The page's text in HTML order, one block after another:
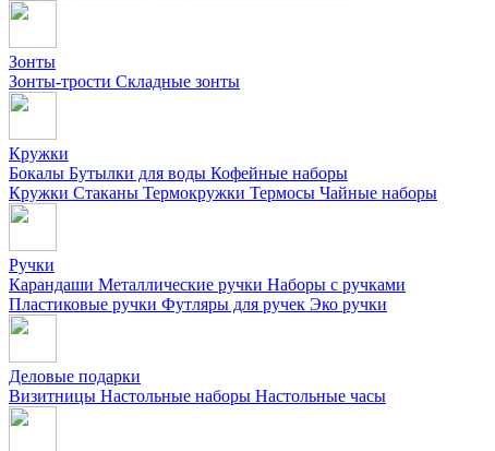
Зонты
Зонты-трости Складные зонты
Кружки
Бокалы Бутылки для воды Кофейные наборы
Кружки Стаканы Термокружки Термосы Чайные наборы
Ручки
Карандаши Металлические ручки Наборы с ручками
Пластиковые ручки Футляры для ручек Эко ручки
Деловые подарки
Визитницы Настольные наборы Настольные часы